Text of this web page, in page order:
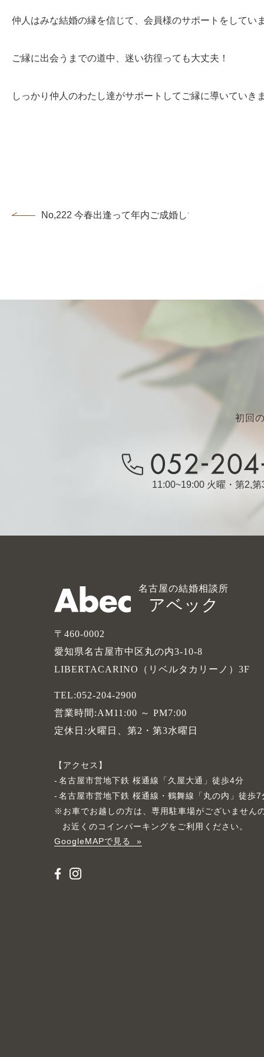
仲人はみな結婚の縁を信じて、会員様のサポートをして
ご縁に出会うまでの道中、迷い彷徨っても大丈夫！
しっかり仲人のわたし達がサポートしてご縁に導いて
No,222 今春出逢って年内ご成婚して頂く為に～マ
初回
11:00~19:00 火曜・第2,
名古屋の結婚相談所
アベック
〒460-0002
愛知県名古屋市中区丸の内3-10-8
LIBERTACARINO（リベルタカリーノ）3F
TEL:052-204-2900
営業時間:AM11:00 ～ PM7:00
定休日:火曜日、第2・第3水曜日
アクセス
名古屋市営地下鉄 桜通線「久屋大通」徒歩4分
名古屋市営地下鉄 桜通線・鶴舞線「丸の内」徒歩7
※お車でお越しの方は、専用駐車場がございません
お近くのコインパーキングをご利用ください。
GoogleMAPで見る